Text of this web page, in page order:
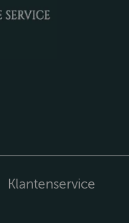
Klantenservice